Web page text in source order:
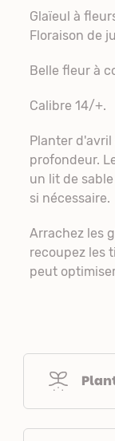
Glaïeul à
Floraison de
Belle fleur à
Calibre 14/+.
Planter d'avril
profondeur.
un lit de
si nécessaire.
Arrachez les
recoupez les
peut